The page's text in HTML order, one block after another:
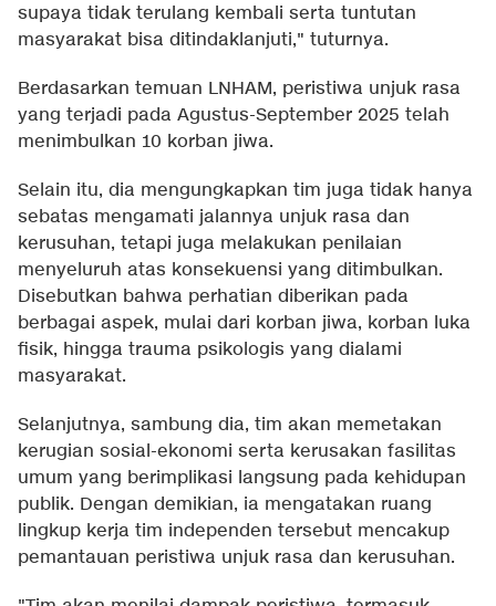
supaya tidak terulang kembali serta tuntutan
masyarakat bisa ditindaklanjuti," tuturnya.
Berdasarkan temuan LNHAM, peristiwa unjuk rasa
yang terjadi pada Agustus-September 2025 telah
menimbulkan 10 korban jiwa.
Selain itu, dia mengungkapkan tim juga tidak hanya
sebatas mengamati jalannya unjuk rasa dan
kerusuhan, tetapi juga melakukan penilaian
menyeluruh atas konsekuensi yang ditimbulkan.
Disebutkan bahwa perhatian diberikan pada
berbagai aspek, mulai dari korban jiwa, korban luka
fisik, hingga trauma psikologis yang dialami
masyarakat.
Selanjutnya, sambung dia, tim akan memetakan
kerugian sosial-ekonomi serta kerusakan fasilitas
umum yang berimplikasi langsung pada kehidupan
publik. Dengan demikian, ia mengatakan ruang
lingkup kerja tim independen tersebut mencakup
pemantauan peristiwa unjuk rasa dan kerusuhan.